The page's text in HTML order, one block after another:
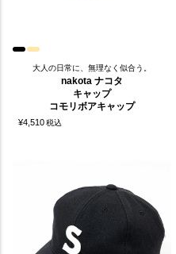
大人の日常に、無理なく似合う。
nakota ナコタ
キャップ
コモリボアキャップ
¥4,510税込